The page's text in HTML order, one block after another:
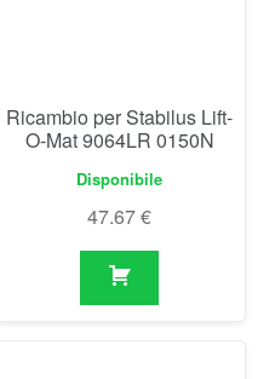
Ricambio per Stabilus Lift-
O-Mat 9064LR 0150N
Disponibile
47.67€